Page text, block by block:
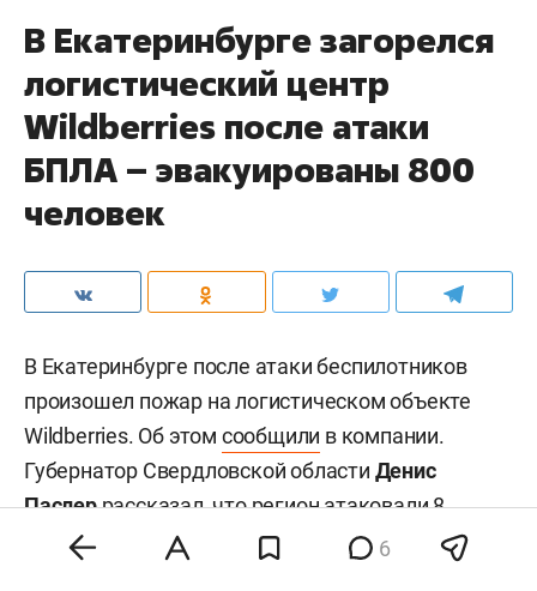
В Екатеринбурге загорелся
логистический центр
Wildberries после атаки
БПЛА – эвакуированы 800
человек
В Екатеринбурге после атаки беспилотников
произошел пожар на логистическом объекте
Wildberries. Об этом сообщили в компании.
Губернатор Свердловской области Денис
Паслеррассказал, что регион атаковали 8
беспилотников.
6